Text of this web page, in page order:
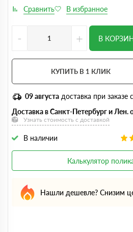
- + В
КУПИТЬ В 1 КЛИК
09 августа доставка при заказе
Доставка в Санкт-Петербург и Лен.
Узнать стоимость с доставкой
В наличии
Калькулятор
Нашли дешевле? Снизим